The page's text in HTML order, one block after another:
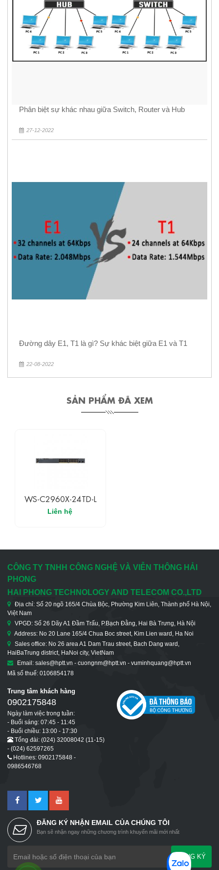
Phân biệt sự khác nhau giữa Switch, Router và Hub
27-12-2022
Đường dây E1, T1 là gì? Sự khác biệt giữa E1 và T1
22-08-2022
SẢN PHẨM ĐÃ XEM
WS-C2960X-24TD-L
Liên hệ
CÔNG TY TNHH CÔNG NGHỆ VÀ VIỄN THÔNG HẢI
PHONG
HAI PHONG TECHNOLOGY AND TELECOM CO.,LTD
Địa chỉ: Số 20 ngõ 165/4 Chùa Bộc, Phường Kim Liên, Thành phố Hà Nội,
Việt Nam
VPGD: Số 26 Dãy A1 Đầm Trấu, P.Bạch Đằng, Hai Bà Trưng, Hà Nội
Address: No 20 Lane 165/4 Chua Boc street, Kim Lien ward, Ha Noi
Sales office: No 26 area A1 Dam Trau street, Bach Dang ward,
HaiBaTrung district, HaNoi city, VietNam
Email: sales@hptt.vn - cuongnm@hptt.vn - vuminhquang@hptt.vn
Mã số thuế: 0106854178
Trung tâm khách hàng
0902175848
Ngày làm việc trong tuần:
- Buổi sáng: 07:45 - 11:45
- Buổi chiều: 13:00 - 17:30
Tổng đài: (024) 32008042 (11-15)
- (024) 62597265
Hotlines: 0902175848 -
0986546768
ĐĂNG KÝ NHẬN EMAIL CỦA CHÚNG TÔI
Bạn sẽ nhận ngay những chương trình khuyến mãi mới nhất
ĐĂNG KÝ